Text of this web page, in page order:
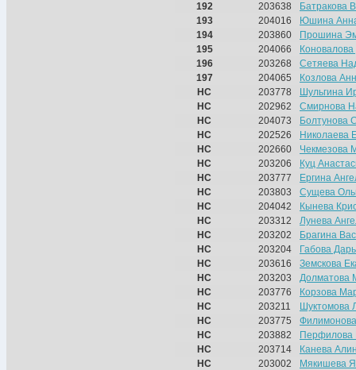
192
203638
Батракова
193
204016
Юшина
194
203860
Прошина
195
204066
196
203268
Сетяева
197
204065
Козлова
НС
203778
Шульгина
НС
202962
Смирнова
НС
204073
Болтунова
НС
202526
Николаева
НС
202660
Чекмезова
НС
203206
Куц
НС
203777
Ергина
НС
203803
Сущева
НС
204042
Кынева
НС
203312
Лунева
НС
203202
Брагина
НС
203204
Габова
НС
203616
Земскова
НС
203203
Долматова
НС
203776
Корзова
НС
203211
Шуктомова
НС
203775
НС
203882
Перфилова
НС
203714
Канева
НС
203002
Мякишева